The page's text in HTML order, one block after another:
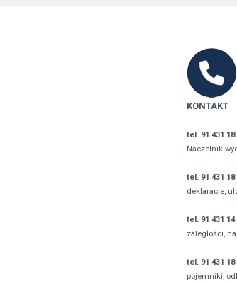
KONTAKT
tel. 91 431 18
Naczelnik
tel. 91 431 18
deklaracje,
tel. 91 431 14
zaległości,
tel. 91 431 18
pojemniki,